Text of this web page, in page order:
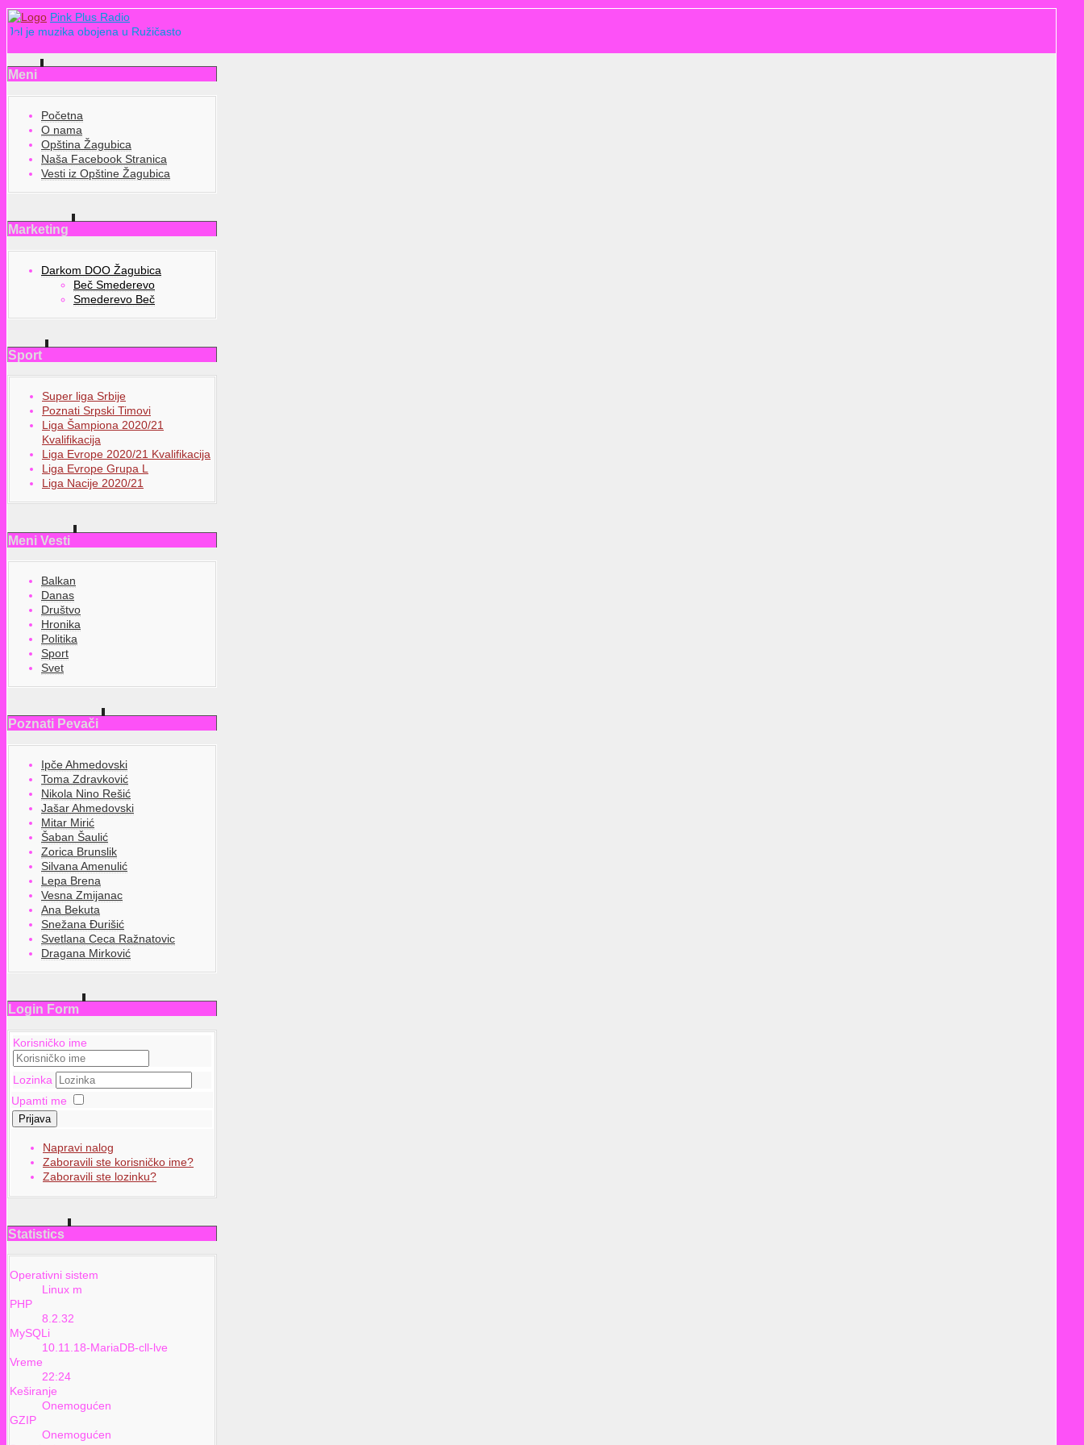
Pink Plus Radio
Jel je muzika obojena u Ružičasto
Meni
Početna
O nama
Opština Žagubica
Naša Facebook Stranica
Vesti iz Opštine Žagubica
Marketing
Darkom DOO Žagubica
Beč Smederevo
Smederevo Beč
Sport
Super liga Srbije
Poznati Srpski Timovi
Liga Šampiona 2020/21
Kvalifikacija
Liga Evrope 2020/21 Kvalifikacija
Liga Evrope Grupa L
Liga Nacije 2020/21
Meni Vesti
Balkan
Danas
Društvo
Hronika
Politika
Sport
Svet
Poznati Pevači
Ipče Ahmedovski
Toma Zdravković
Nikola Nino Rešić
Jašar Ahmedovski
Mitar Mirić
Šaban Šaulić
Zorica Brunslik
Silvana Amenulić
Lepa Brena
Vesna Zmijanac
Ana Bekuta
Snežana Đurišić
Svetlana Ceca Ražnatovic
Dragana Mirković
Login Form
Korisničko ime
Lozinka
Upamti me
Prijava
Napravi nalog
Zaboravili ste korisničko ime?
Zaboravili ste lozinku?
Statistics
Operativni sistem
Linux m
PHP
8.2.32
MySQLi
10.11.18-MariaDB-cll-lve
Vreme
22:24
Keširanje
Onemogućen
GZIP
Onemogućen